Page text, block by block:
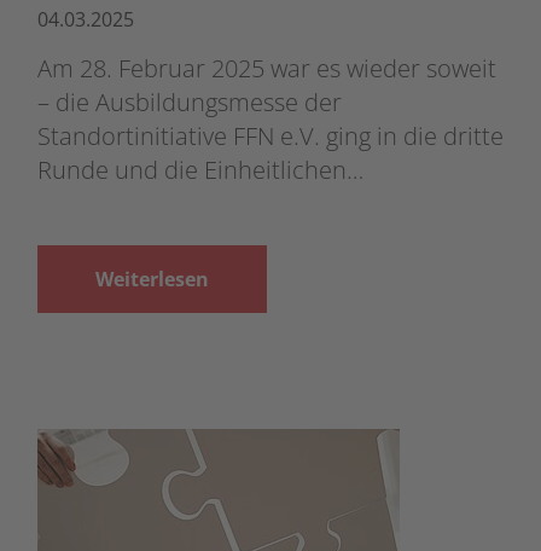
04.03.2025
Am 28. Februar 2025 war es wieder soweit
– die Ausbildungsmesse der
Standortinitiative FFN e.V. ging in die dritte
Runde und die Einheitlichen…
Weiterlesen